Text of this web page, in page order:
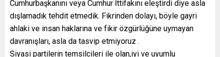
Cumhurbaşkanını veya Cumhur İttifakını eleştirdi diye asla
dışlamadık tehdit etmedik. Fikrinden dolayı, böyle gayri
ahlaki ve insan haklarına ve fikir özgürlüğüne uymayan
davranışları, asla da tasvip etmiyoruz .
Siyasi partilerin temsilcileri ile olan,iyi ve uyumlu